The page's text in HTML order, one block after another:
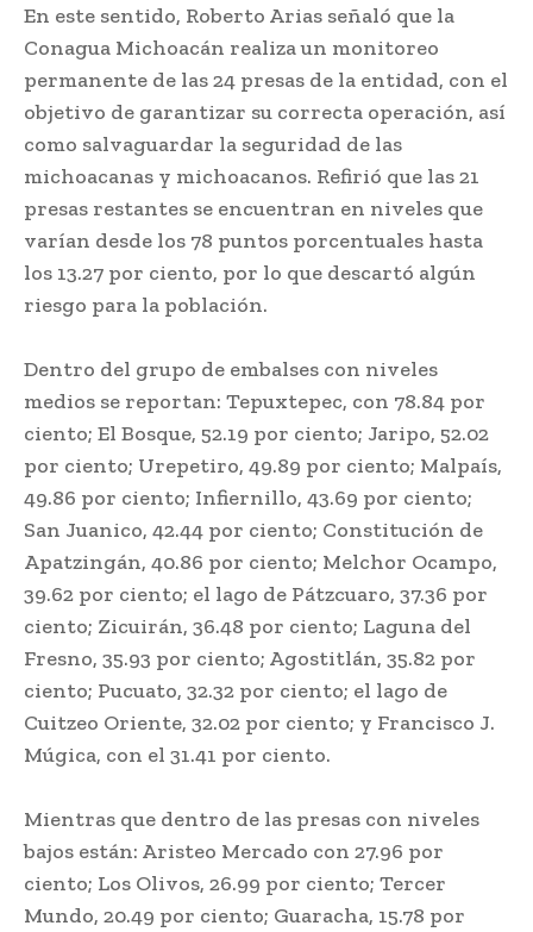
En este sentido, Roberto Arias señaló que la
Conagua Michoacán realiza un monitoreo
permanente de las 24 presas de la entidad, con el
objetivo de garantizar su correcta operación, así
como salvaguardar la seguridad de las
michoacanas y michoacanos. Refirió que las 21
presas restantes se encuentran en niveles que
varían desde los 78 puntos porcentuales hasta
los 13.27 por ciento, por lo que descartó algún
riesgo para la población.
Dentro del grupo de embalses con niveles
medios se reportan: Tepuxtepec, con 78.84 por
ciento; El Bosque, 52.19 por ciento; Jaripo, 52.02
por ciento; Urepetiro, 49.89 por ciento; Malpaís,
49.86 por ciento; Infiernillo, 43.69 por ciento;
San Juanico, 42.44 por ciento; Constitución de
Apatzingán, 40.86 por ciento; Melchor Ocampo,
39.62 por ciento; el lago de Pátzcuaro, 37.36 por
ciento; Zicuirán, 36.48 por ciento; Laguna del
Fresno, 35.93 por ciento; Agostitlán, 35.82 por
ciento; Pucuato, 32.32 por ciento; el lago de
Cuitzeo Oriente, 32.02 por ciento; y Francisco J.
Múgica, con el 31.41 por ciento.
Mientras que dentro de las presas con niveles
bajos están: Aristeo Mercado con 27.96 por
ciento; Los Olivos, 26.99 por ciento; Tercer
Mundo, 20.49 por ciento; Guaracha, 15.78 por